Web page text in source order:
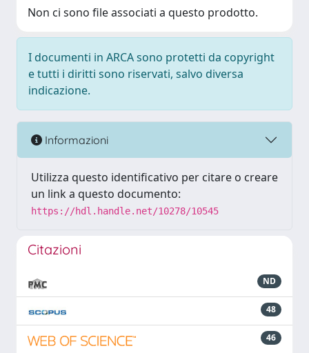
Non ci sono file associati a questo prodotto.
I documenti in ARCA sono protetti da copyright
e tutti i diritti sono riservati, salvo diversa
indicazione.
Informazioni
Utilizza questo identificativo per citare o creare
un link a questo documento:
https://hdl.handle.net/10278/10545
Citazioni
ND
48
46